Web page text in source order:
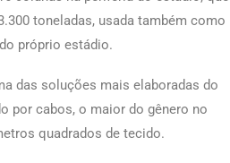
toneladas, usada também como
próprio estádio.
das soluções mais elaboradas do
por cabos, o maior do gênero no
quadrados de tecido.